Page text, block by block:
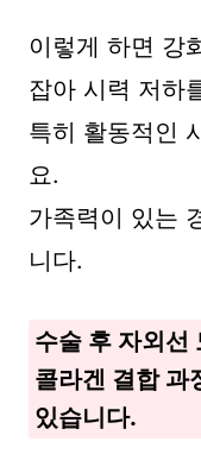
이렇게 하면 강
잡아 시력 저하
특히 활동적인
요.
가족력이 있는
니다.
수술 후 자외선
콜라겐 결합 과
있습니다.